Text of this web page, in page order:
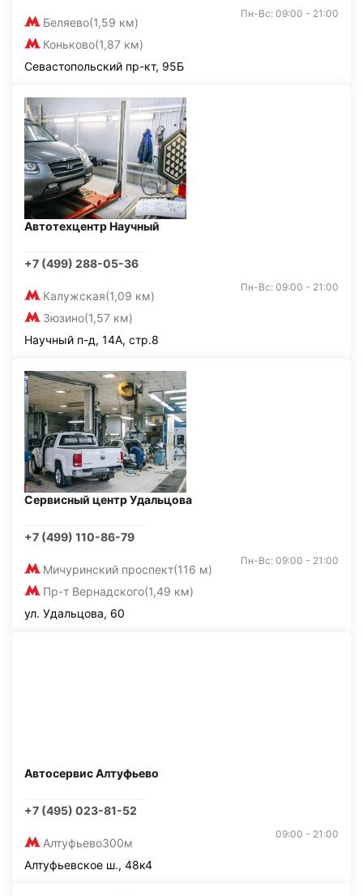
Беляево(1,59 км)
Коньково(1,87 км)
Пн-Вс: 09:00 - 21:00
Севастопольский пр-кт, 95Б
Автотехцентр Научный
+7 (499) 288-05-36
Калужская(1,09 км)
Зюзино(1,57 км)
Пн-Вс: 09:00 - 21:00
Научный п-д, 14А, стр.8
Сервисный центр Удальцова
+7 (499) 110-86-79
Мичуринский проспект(116 м)
Пр-т Вернадского(1,49 км)
Пн-Вс: 09:00 - 21:00
ул. Удальцова, 60
Автосервис Алтуфьево
+7 (495) 023-81-52
Алтуфьево300м
09:00 - 21:00
Алтуфьевское ш., 48к4